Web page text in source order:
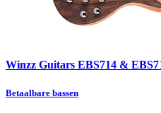
Winzz Guitars EBS714 &
Betaalbare bassen